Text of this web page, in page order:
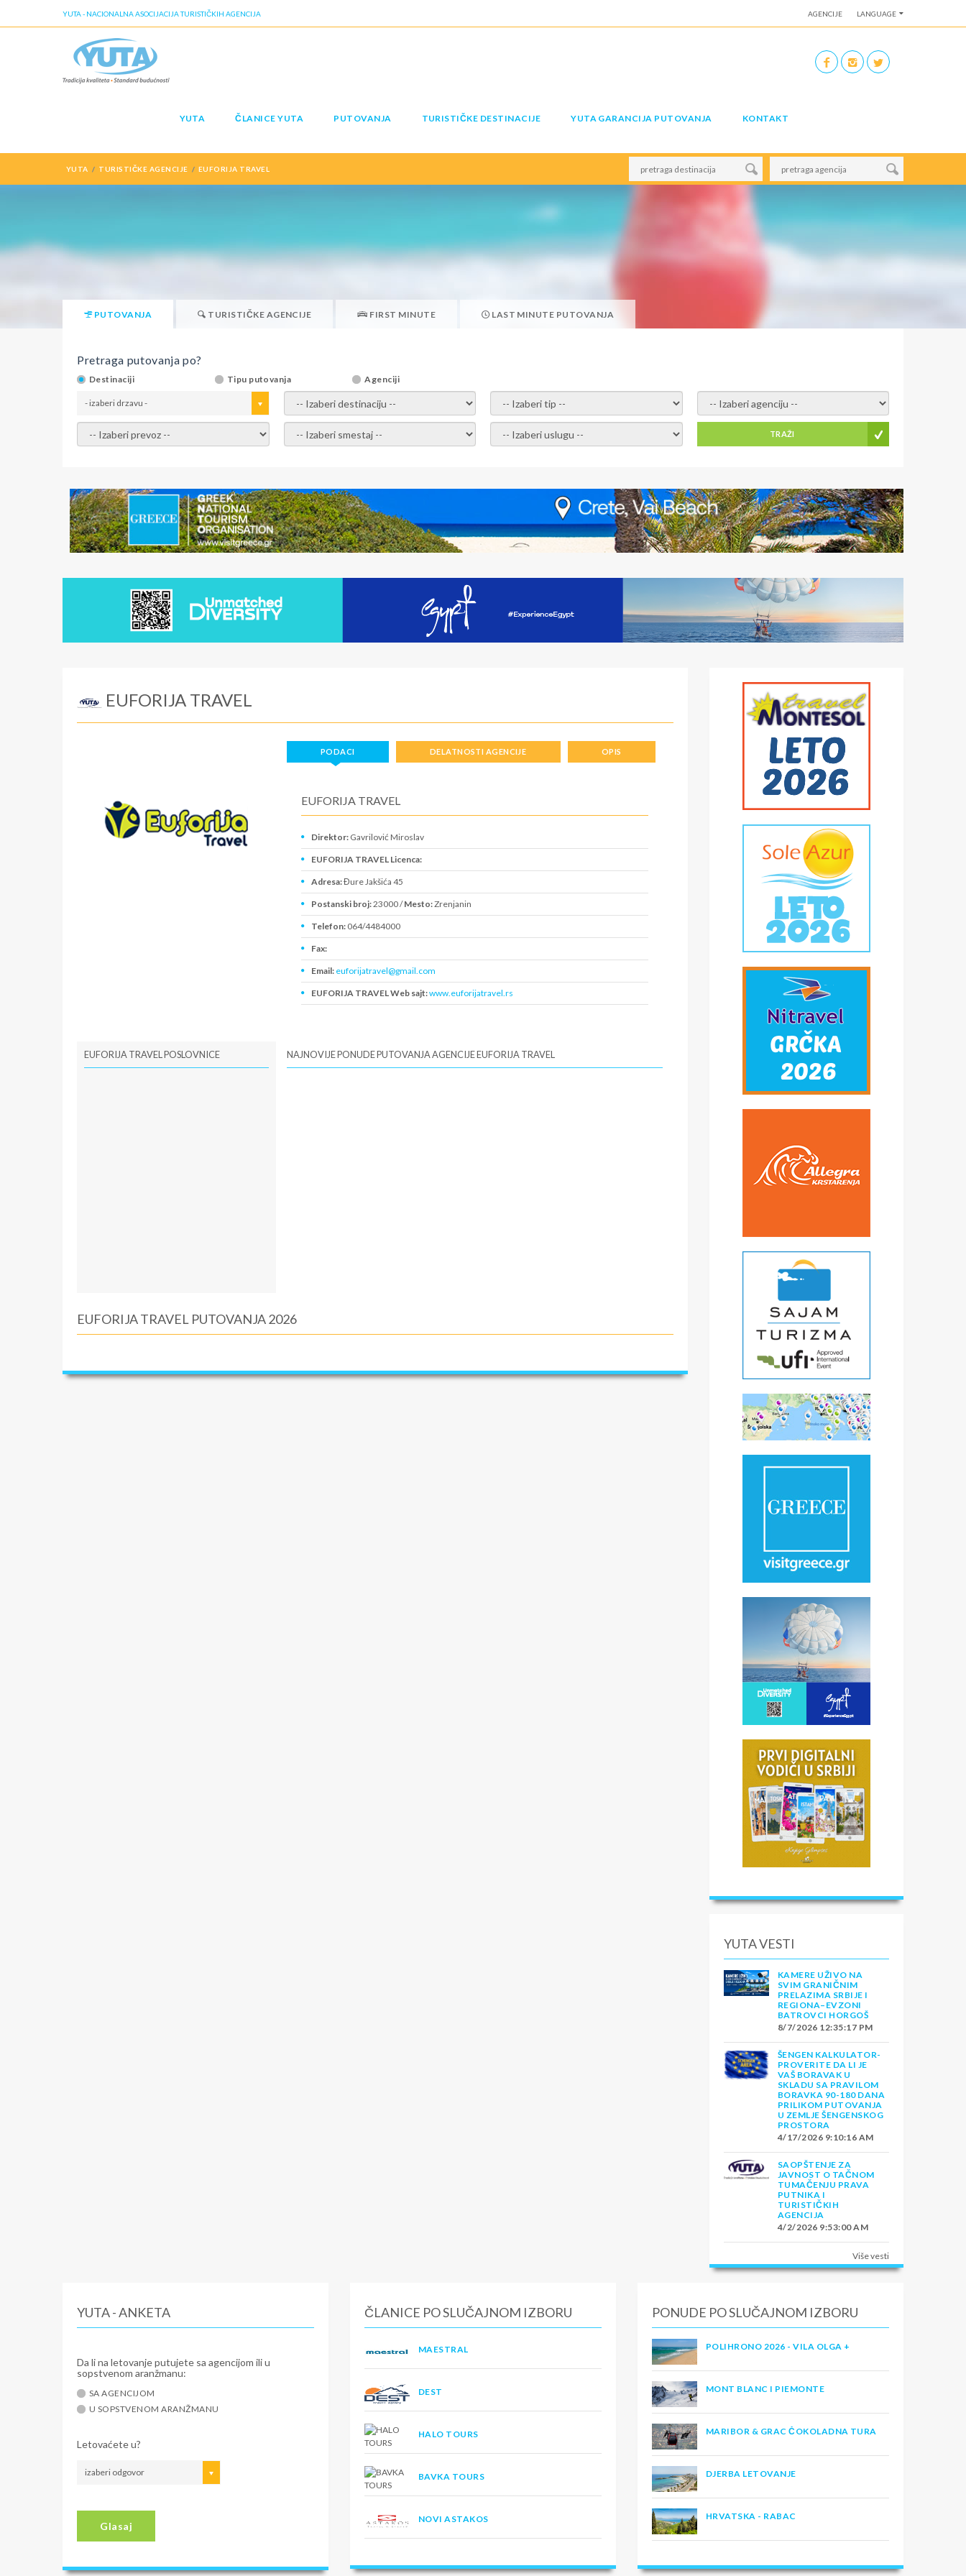
AGENCIJE LANGUAGE
YUTA - NACIONALNA ASOCIJACIJA TURISTIČKIH AGENCIJA
YUTA ČLANICE YUTA PUTOVANJA TURISTIČKE DESTINACIJE YUTA GARANCIJA PUTOVANJA KONTAKT
YUTA TURISTIČKE AGENCIJE EUFORIJA TRAVEL
PUTOVANJA TURISTIČKE AGENCIJE FIRST MINUTE LAST MINUTE PUTOVANJA
Pretraga putovanja po?
Destinaciji Tipu putovanja Agenciji
- izaberi drzavu - - izaberi destinaciju - - izaberi tip - - izaberi agenciju -
- izaberi prevoz - - Izaberite smestaj - - Izaberite uslugu - TRAŽI
EUFORIJA TRAVEL
PODACI DELATNOSTI AGENCIJE OPIS
EUFORIJA TRAVEL
Direktor:Gavrilović Miroslav
EUFORIJA TRAVEL Licenca:
Adresa:Đure Jakšića 45
Postanski broj:23000 /Mesto:Zrenjanin
Telefon:064/4484000
Fax:
Email: euforijatravel@gmail.com
EUFORIJA TRAVEL Web sajt:www.euforijatravel.rs
EUFORIJA TRAVEL POSLOVNICE NAJNOVIJE PONUDE PUTOVANJA AGENCIJE EUFORIJA TRAVEL
EUFORIJA TRAVEL PUTOVANJA 2026
YUTA VESTI
KAMERE UŽIVO NA
SVIM GRANIČNIM
PRELAZIMA SRBIJE I
REGIONA–EVZONI
BATROVCI HORGOŠ
8/7/2026 12:35:17 PM
ŠENGEN KALKULATOR-
PROVERITE DA LI JE
VAŠ BORAVAK U
SKLADU SA PRAVILOM
BORAVKA 90-180 DANA
PRILIKOM PUTOVANJA
U ZEMLJE ŠENGENSKOG
PROSTORA
4/17/2026 9:10:16 AM
SAOPŠTENJE ZA
JAVNOST O TAČNOM
TUMAČENJU PRAVA
PUTNIKA I
TURISTIČKIH
AGENCIJA
4/2/2026 9:53:00 AM
Više vesti
YUTA - ANKETA
Da li na letovanje putujete sa agencijom ili u
sopstvenom aranžmanu:
SA AGENCIJOM
U SOPSTVENOM ARANŽMANU
Letovaćete u?
izaberi odgovor
Glasaj
ČLANICE PO SLUČAJNOM IZBORU
MAESTRAL
DEST
HALO TOURS
BAVKA TOURS
NOVI ASTAKOS
PONUDE PO SLUČAJNOM IZBORU
POLIHRONO 2026 - VILA OLGA +
MONT BLANC I PIEMONTE
MARIBOR & GRAC ČOKOLADNA TURA
DJERBA LETOVANJE
HRVATSKA - RABAC